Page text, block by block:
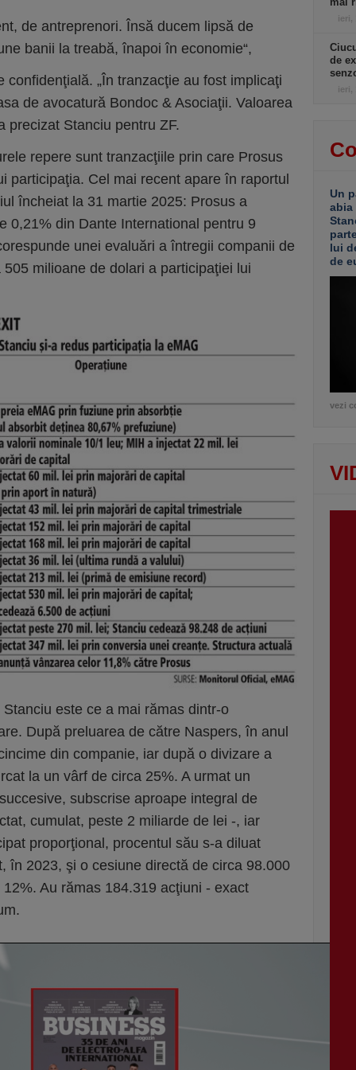
de antreprenori. Însă ducem lipsă de
banii la treabă, înapoi în economie“,
„În tranzacţie au fost implicaţi
de avocatură Bondoc & Asociaţii. Valoarea
precizat Stanciu pentru ZF.
repere sunt tranzacţiile prin care Prosus
participaţia. Cel mai recent apare în raportul
încheiat la 31 martie 2025: Prosus a
0,21% din Dante International pentru 9
unei evaluări a întregii companii de
milioane de dolari a participaţiei lui
este ce a mai rămas dintr-o
După preluarea de către Naspers, în anul
din companie, iar după o divizare a
la un vârf de circa 25%. A urmat un
subscrise aproape integral de
cumulat, peste 2 miliarde de lei -, iar
proporţional, procentul său s-a diluat
în 2023, şi o cesiune directă de circa 98.000
Au rămas 184.319 acţiuni - exact
ieri,
de
ieri,
Un
abia
lui
de
vezi